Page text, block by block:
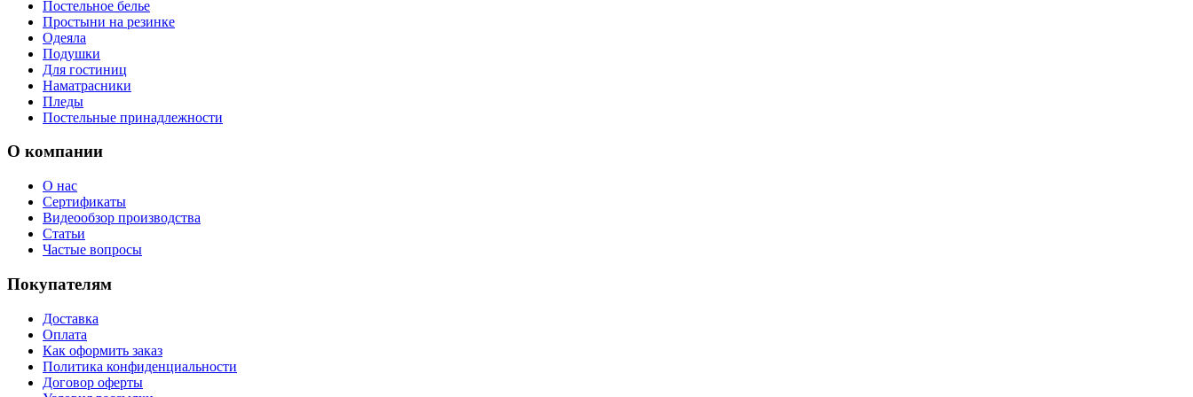
Постельное белье
Простыни на резинке
Одеяла
Подушки
Для гостиниц
Наматрасники
Пледы
Постельные принадлежности
О компании
О нас
Сертификаты
Видеообзор производства
Статьи
Частые вопросы
Покупателям
Доставка
Оплата
Как оформить заказ
Политика конфиденциальности
Договор оферты